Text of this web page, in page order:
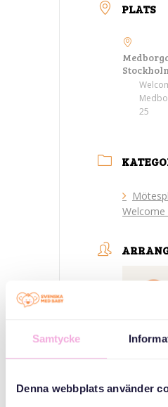
Samtycke
Denna webbplats använder
PLATS
25
Welcome
Svenska